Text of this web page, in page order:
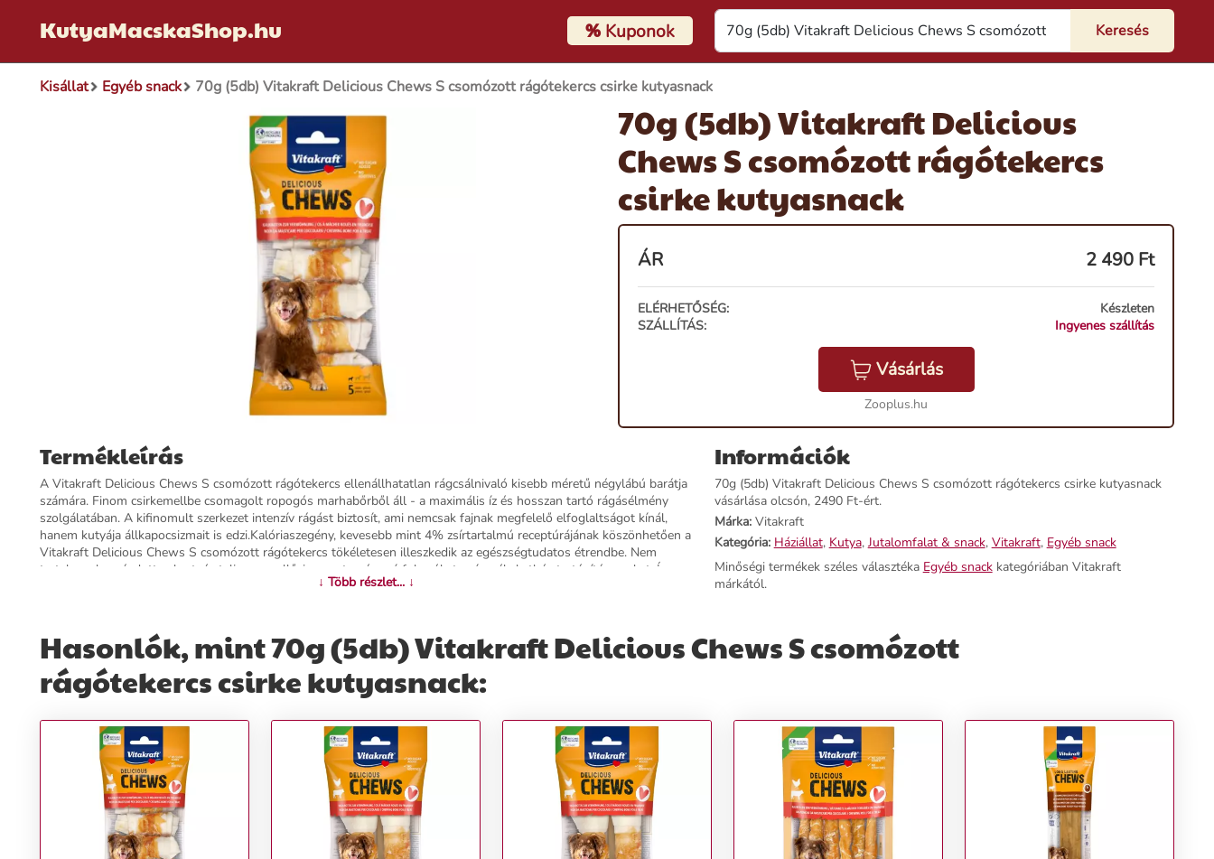
KutyaMacskaShop.hu %Kuponok
Kisállat Egyéb snack 70g (5db) Vitakraft Delicious Chews S csomózott rágótekercs csirke kutyasnack
70g (5db) Vitakraft Delicious
Chews S csomózott rágótekercs
csirke kutyasnack
ÁR 2 490 Ft
ELÉRHETŐSÉG:
Készleten
SZÁLLÍTÁS:
Ingyenes szállítás
Vásárlás
Zooplus.hu
Termékleírás
A Vitakraft Delicious Chews S csomózott rágótekercs ellenállhatatlan rágcsálnivaló kisebb méretű négylábú barátja
számára. Finom csirkemellbe csomagolt ropogós marhabőrből áll - a maximális íz és hosszan tartó rágásélmény
szolgálatában. A kifinomult szerkezet intenzív rágást biztosít, ami nemcsak fajnak megfelelő elfoglaltságot kínál,
hanem kutyája állkapocsizmait is edzi.Kalóriaszegény, kevesebb mint 4% zsírtartalmú receptúrájának köszönhetően a
Vitakraft Delicious Chews S csomózott rágótekercs tökéletesen illeszkedik az egészségtudatos étrendbe. Nem
tartalmaz hozzáadott cukrot, és teljesen mellőzi a mesterséges ízfokozókat, színezékeketl és tartósítószereket. Így
nyugodt lelkiismerettel adhatja kedvencének ezt a Németországban készülő csemegét.A Vitakraft Delicious Chews S
csirkemellbe tekerveFehérjében gazdag: támogatja az izmokatExtra hosszú rágásiélmény: a kifinomult tekercselési
technológiának köszönhetőenIntenzív rágás: fajnak megfelelő elfoglaltság, edzi az állkapocs izmait hozzájárulhat a
fogápoláshozAdalékanyagok nélkül: mesterséges ízfokozók, színezékek tartósítószerek mellőzésévelMinőség
Németországból
További információk>>
↓ Több részlet... ↓
Információk
70g (5db) Vitakraft Delicious Chews S csomózott rágótekercs csirke kutyasnack
vásárlása olcsón, 2490 Ft-ért.
Márka:Vitakraft
Kategória: Háziállat, Kutya, Jutalomfalat & snack, Vitakraft, Egyéb snack
Minőségi termékek széles választéka Egyéb snackkategóriában Vitakraft
márkától.
Hasonlók, mint 70g (5db) Vitakraft Delicious Chews S csomózott
rágótekercs csirke kutyasnack: